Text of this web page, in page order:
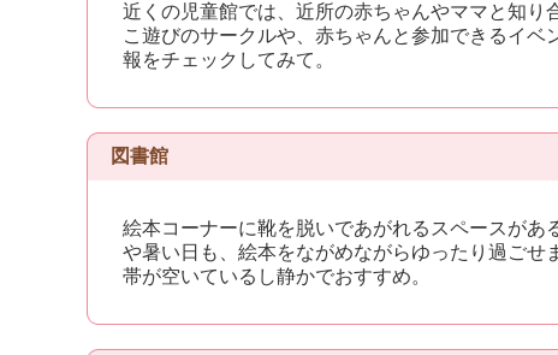
近くの児童館では、近所の赤ちゃんやママと知り
こ遊びのサークルや、赤ちゃんと参加できるイ
報をチェックしてみて。
図書館
絵本コーナーに靴を脱いであがれるスペースがあ
や暑い日も、絵本をながめながらゆったり過ごせ
帯が空いているし静かでおすすめ。